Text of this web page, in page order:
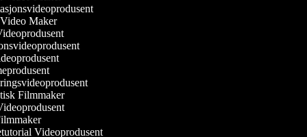
Video Maker
Filmmaker
Videoprodusent